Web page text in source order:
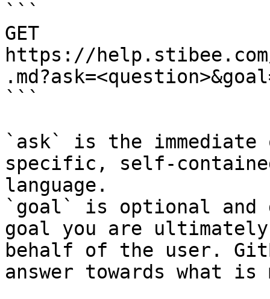
```
GET
https://
```
`ask` is the
specific, self-
language.
`goal` is optional and
goal you are
behalf of the user.
answer towards what